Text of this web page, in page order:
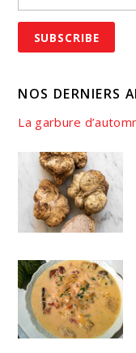
NOS DERNIERS
La garbure